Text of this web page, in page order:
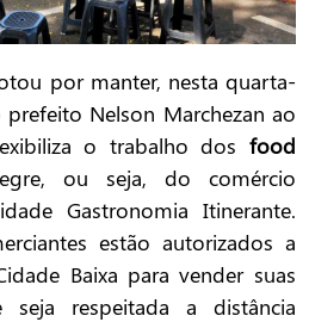
por manter, nesta quarta-
Nelson Marchezan ao
o trabalho dos food
ou seja, do comércio
Gastronomia Itinerante.
estão autorizados a
Baixa para vender suas
seja respeitada a distância